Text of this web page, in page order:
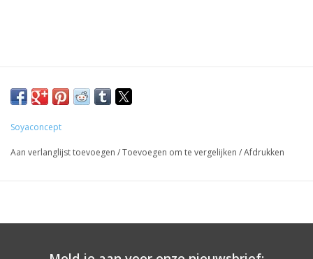
Soyaconcept
Aan verlanglijst toevoegen /Toevoegen om te vergelijken /Afdrukken